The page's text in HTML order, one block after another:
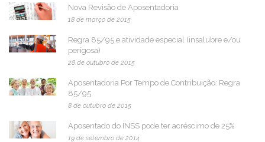
Nova Revisão de Aposentadoria
18 de março de 2015
Regra 85/95 e atividade especial (insalubre e/ou
perigosa)
28 de outubro de 2015
Aposentadoria Por Tempo de Contribuição: Regra
85/95
8 de outubro de 2015
Aposentado do INSS pode ter acréscimo de 25%
19 de setembro de 2014